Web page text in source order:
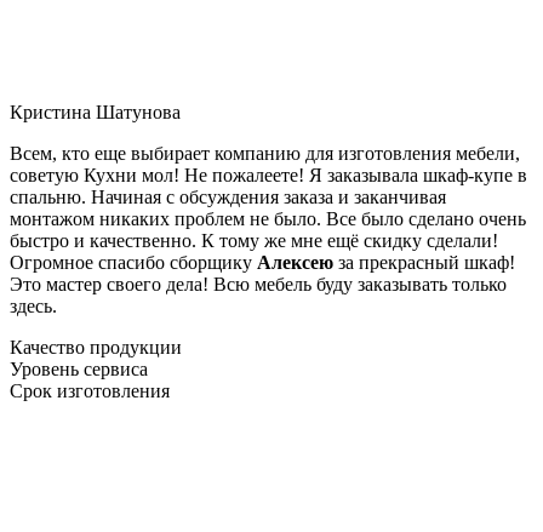
Кристина Шатунова
Всем, кто еще выбирает компанию для изготовления мебели,
советую Кухни мол! Не пожалеете! Я заказывала шкаф-купе в
спальню. Начиная с обсуждения заказа и заканчивая
монтажом никаких проблем не было. Все было сделано очень
быстро и качественно. К тому же мне ещё скидку сделали!
Огромное спасибо сборщику Алексею за прекрасный шкаф!
Это мастер своего дела! Всю мебель буду заказывать только
здесь.
Качество продукции
Уровень сервиса
Срок изготовления